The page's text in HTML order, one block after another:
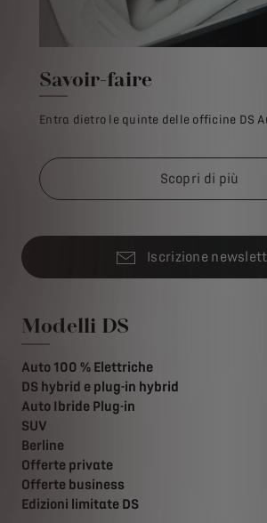
Savoir-faire
Entra dietro le quinte delle officine DS
Scopri di più
Iscrizione
Modelli DS
Auto 100 % Elettriche
DS hybrid e plug-in hybrid
Auto Ibride Plug-in
SUV
Berline
Offerte private
Offerte business
Edizioni limitate DS